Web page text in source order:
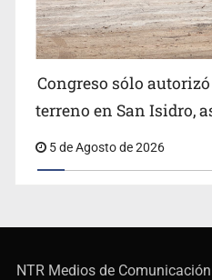
Congreso sólo
terreno en San Isidro,
5 de Agosto de 2026
NTR Medios de Comunicación